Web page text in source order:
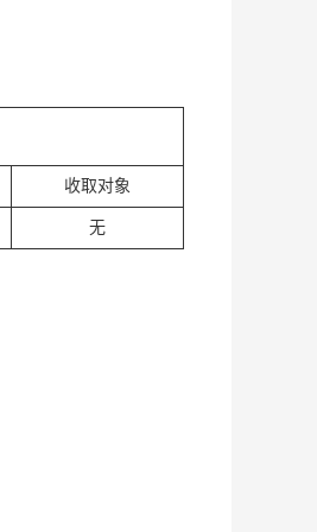
收取对象
无